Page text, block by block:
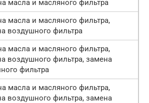
масла и масляного фильтра
масла и масляного фильтра,
воздушного фильтра
масла и масляного фильтра,
воздушного фильтра, замена
фильтра
масла и масляного фильтра,
воздушного фильтра, замена